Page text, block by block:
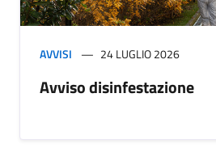
AVVISI 24 LUGLIO 2026
Avviso disinfestazione